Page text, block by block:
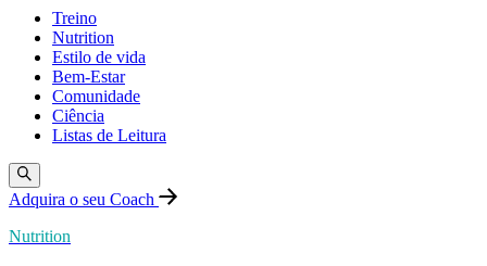
Treino
Nutrition
Estilo de vida
Bem-Estar
Comunidade
Ciência
Listas de Leitura
Adquira o seu Coach
Nutrition